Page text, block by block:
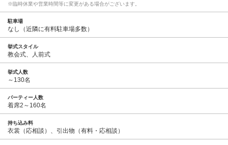
※臨時休業や営業時間等に変更がある場合がございます。
駐車場
なし（近隣に有料駐車場多数）
挙式スタイル
教会式、人前式
挙式人数
～130名
パーティー人数
着席2～160名
持ち込み料
衣裳（応相談）、引出物（有料・応相談）